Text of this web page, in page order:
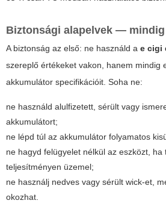
Biztonsági alapelvek —
A biztonság az első: ne használd a e cigi
szereplő értékeket vakon, hanem mindig
akkumulátor specifikációit. Soha ne:
ne használd alulfizetett, sérült vagy
akkumulátort;
ne lépd túl az akkumulátor folyamatos
ne hagyd felügyelet nélkül az eszközt,
teljesítményen üzemel;
ne használj nedves vagy sérült wick-et,
okozhat.